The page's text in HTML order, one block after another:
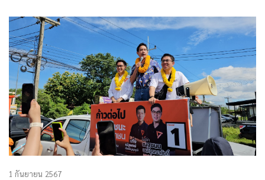
1 กันยายน 2567